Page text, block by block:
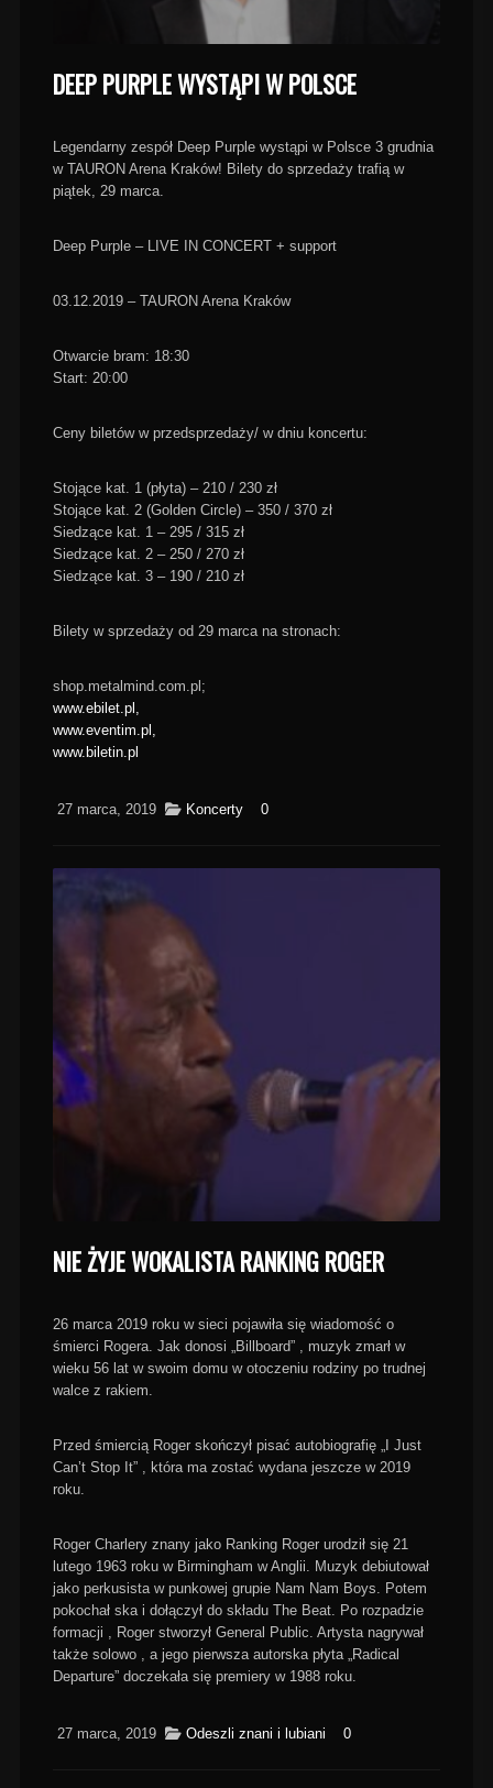
DEEP PURPLE WYSTĄPI W POLSCE
Legendarny zespół Deep Purple wystąpi w Polsce 3 grudnia
w TAURON Arena Kraków! Bilety do sprzedaży trafią w
piątek, 29 marca.
Deep Purple – LIVE IN CONCERT + support
03.12.2019 – TAURON Arena Kraków
Otwarcie bram: 18:30
Start: 20:00
Ceny biletów w przedsprzedaży/ w dniu koncertu:
Stojące kat. 1 (płyta) – 210 / 230 zł
Stojące kat. 2 (Golden Circle) – 350 / 370 zł
Siedzące kat. 1 – 295 / 315 zł
Siedzące kat. 2 – 250 / 270 zł
Siedzące kat. 3 – 190 / 210 zł
Bilety w sprzedaży od 29 marca na stronach:
shop.metalmind.com.pl;
www.ebilet.pl,
www.eventim.pl,
www.biletin.pl
27 marca, 2019 Koncerty 0
NIE ŻYJE WOKALISTA RANKING ROGER
26 marca 2019 roku w sieci pojawiła się wiadomość o
śmierci Rogera. Jak donosi „Billboard” , muzyk zmarł w
wieku 56 lat w swoim domu w otoczeniu rodziny po trudnej
walce z rakiem.
Przed śmiercią Roger skończył pisać autobiografię „I Just
Can’t Stop It” , która ma zostać wydana jeszcze w 2019
roku.
Roger Charlery znany jako Ranking Roger urodził się 21
lutego 1963 roku w Birmingham w Anglii. Muzyk debiutował
jako perkusista w punkowej grupie Nam Nam Boys. Potem
pokochał ska i dołączył do składu The Beat. Po rozpadzie
formacji , Roger stworzył General Public. Artysta nagrywał
także solowo , a jego pierwsza autorska płyta „Radical
Departure” doczekała się premiery w 1988 roku.
27 marca, 2019 Odeszli znani i lubiani 0